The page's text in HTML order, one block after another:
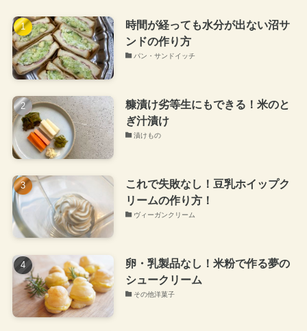
時間が経っても水分が出ない沼サ
ンドの作り方
パン・サンドイッチ
糠漬け劣等生にもできる！米のと
ぎ汁漬け
漬けもの
これで失敗なし！豆乳ホイップク
リームの作り方！
ヴィーガンクリーム
卵・乳製品なし！米粉で作る夢の
シュークリーム
その他洋菓子